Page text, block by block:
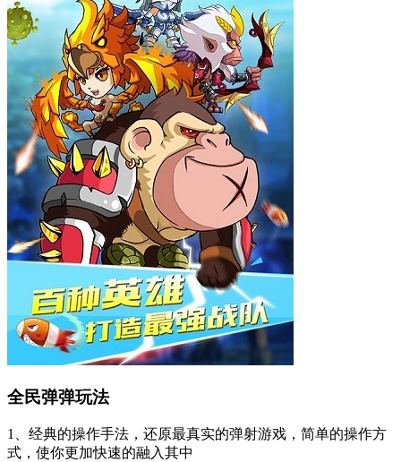
全民弹弹玩法
1、经典的操作手法，还原最真实的弹射游戏，简单的操作方
式，使你更加快速的融入其中